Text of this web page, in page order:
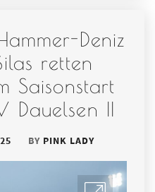
Deniz
retten
Saisonstart
Dauelsen II
BY PINK LADY